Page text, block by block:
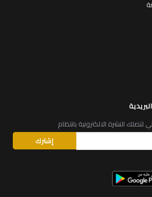
لتصلك النشرة الالكترونية بانتظام